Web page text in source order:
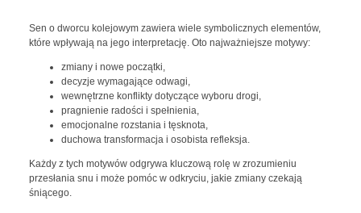
Sen o dworcu kolejowym zawiera wiele symbolicznych elementów,
które wpływają na jego interpretację. Oto najważniejsze motywy:
zmiany i nowe początki,
decyzje wymagające odwagi,
wewnętrzne konflikty dotyczące wyboru drogi,
pragnienie radości i spełnienia,
emocjonalne rozstania i tęsknota,
duchowa transformacja i osobista refleksja.
Każdy z tych motywów odgrywa kluczową rolę w zrozumieniu
przesłania snu i może pomóc w odkryciu, jakie zmiany czekają
śniącego.